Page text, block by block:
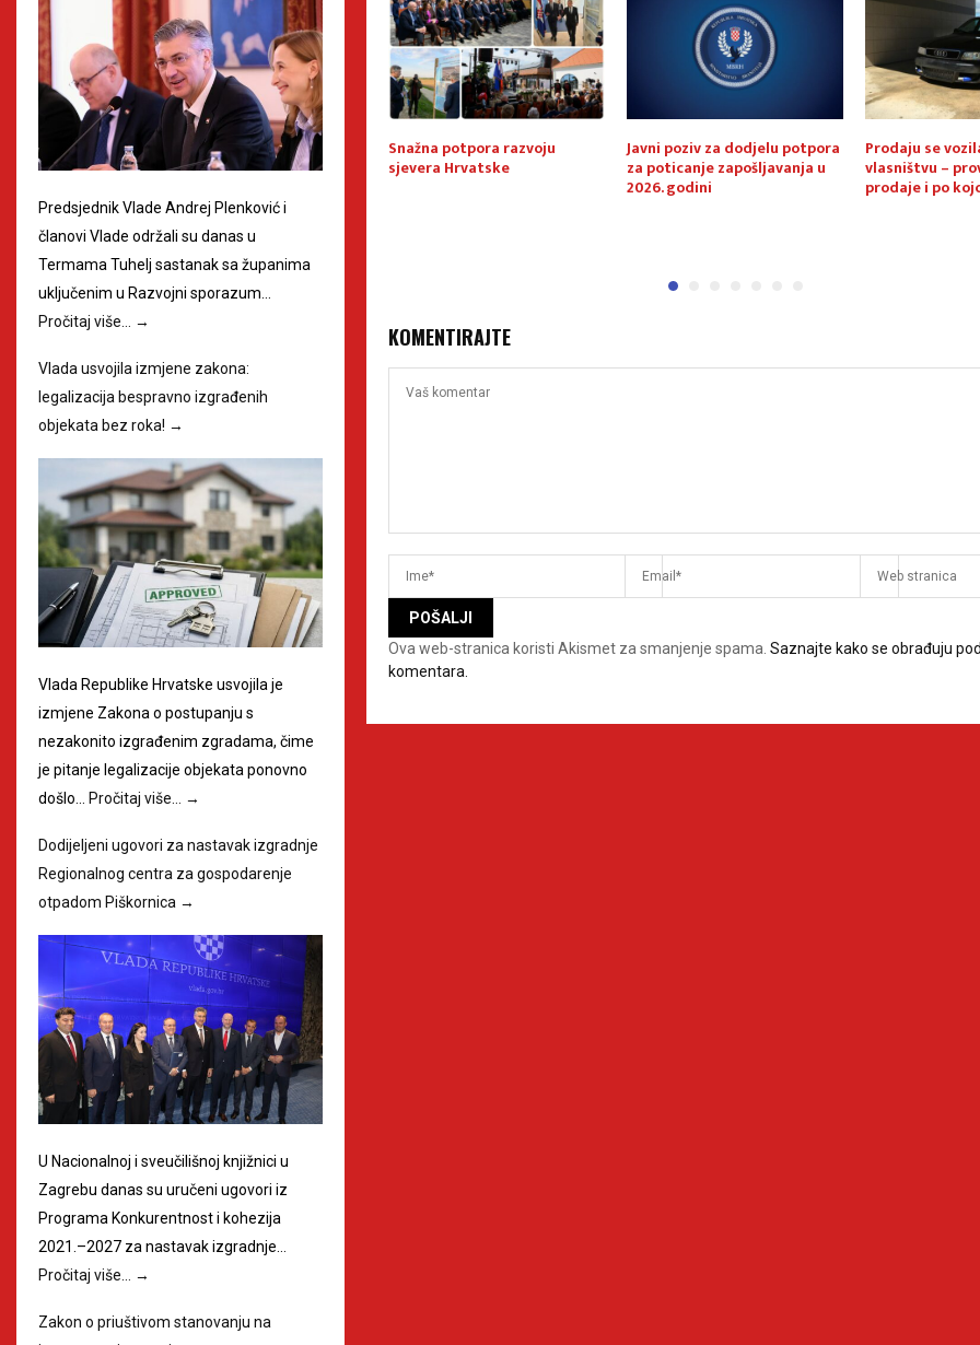
Nacionalni
politike
Međimurskim vodama uručen
ugovor vrijednosti 2,6 mil
Snažna potpora razvoju
sjevera Hrvatske
Javni poziv za dodjelu potpora
za poticanje zapošljavanja u
2026. godini
Prodaju se
vlasništvu –
prodaje i po
KOMENTIRAJTE
Ova web-stranica koristi Akismet za smanjenje spama. Saznajte kako se obrađuju
komentara.
Predsjednik Vlade Andrej Plenković i
članovi Vlade održali su danas u
Termama Tuhelj sastanak sa županima
uključenim u Razvojni sporazum…
Pročitaj više…
→
Vlada usvojila izmjene zakona:
legalizacija bespravno izgrađenih
objekata bez roka! →
Vlada Republike Hrvatske usvojila je
izmjene Zakona o postupanju s
nezakonito izgrađenim zgradama, čime
je pitanje legalizacije objekata ponovno
došlo…
Pročitaj više… →
Dodijeljeni ugovori za nastavak izgradnje
Regionalnog centra za gospodarenje
otpadom Piškornica →
U Nacionalnoj i sveučilišnoj knjižnici u
Zagrebu danas su uručeni ugovori iz
Programa Konkurentnost i kohezija
2021.–2027 za nastavak izgradnje…
Pročitaj više…
→
Zakon o priuštivom stanovanju na